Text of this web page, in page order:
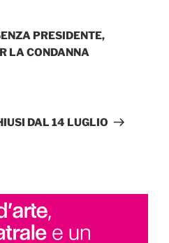
PRESIDENTE,
LA CONDANNA
DAL 14 LUGLIO